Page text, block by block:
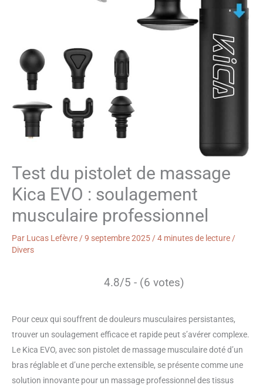
Test du pistolet de massage
Kica EVO : soulagement
musculaire professionnel
Par Lucas Lefèvre /9 septembre 2025 /4 minutes de lecture /
Divers
4.8/5 - (6 votes)
Pour ceux qui souffrent de douleurs musculaires persistantes,
trouver un soulagement efficace et rapide peut s’avérer complexe.
Le Kica EVO, avec son pistolet de massage musculaire doté d’un
bras réglable et d’une perche extensible, se présente comme une
solution innovante pour un massage professionnel des tissus